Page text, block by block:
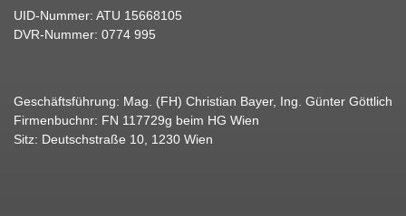
UID-Nummer: ATU 15668105
DVR-Nummer: 0774 995
Geschäftsführung: Mag. (FH) Christian Bayer, Ing. Günter Göttlich
Firmenbuchnr: FN 117729g beim HG Wien
Sitz: Deutschstraße 10, 1230 Wien